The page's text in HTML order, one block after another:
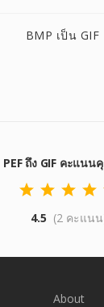
BMP เป็น GIF
PEF ถึง GIF คะแน
4.5 (2 คะแน
About